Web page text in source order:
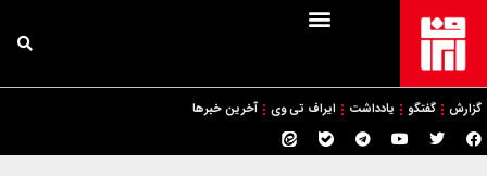
گزارش گفتگو یادداشت ایراف تی وی آخرین خبرها